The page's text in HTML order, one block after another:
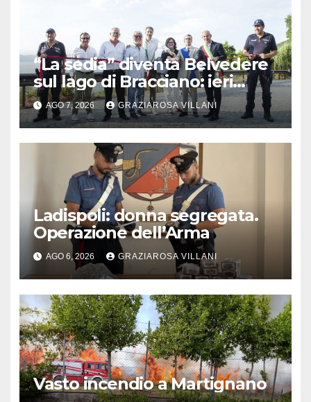
“La sedia” diventa Belvedere
sul lago di Bracciano: ieri
l’inaugurazione
AGO 7, 2026 GRAZIAROSA VILLANI
Ladispoli: donna segregata.
Operazione dell’Arma
AGO 6, 2026 GRAZIAROSA VILLANI
Vasto incendio a Martignano